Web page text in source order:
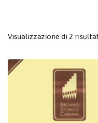
Visualizzazione di 2